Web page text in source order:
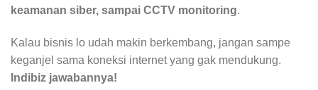
keamanan siber, sampai CCTV monitoring.
Kalau bisnis lo udah makin berkembang, jangan sampe
keganjel sama koneksi internet yang gak mendukung.
Indibiz jawabannya!